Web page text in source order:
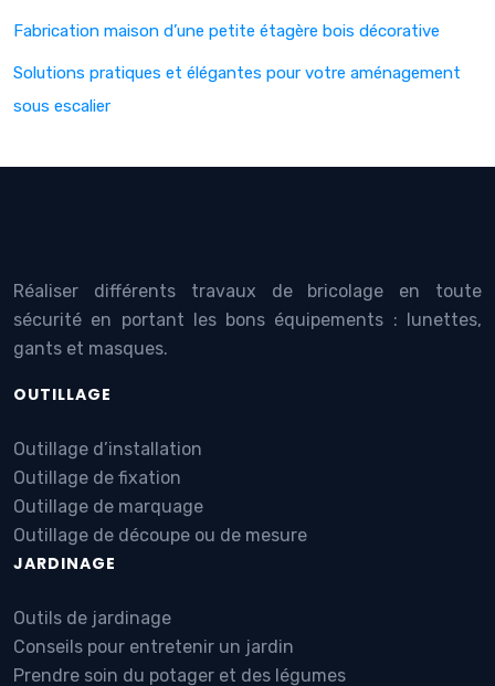
Fabrication maison d’une petite étagère bois décorative
Solutions pratiques et élégantes pour votre aménagement
sous escalier
Réaliser différents travaux de bricolage en toute
sécurité en portant les bons équipements : lunettes,
gants et masques.
OUTILLAGE
Outillage d’installation
Outillage de fixation
Outillage de marquage
Outillage de découpe ou de mesure
JARDINAGE
Outils de jardinage
Conseils pour entretenir un jardin
Prendre soin du potager et des légumes